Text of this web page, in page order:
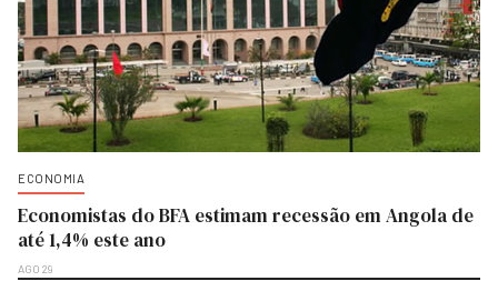
ECONOMIA
Economistas do BFA estimam recessão em Angola de
até 1,4% este ano
AGO 29